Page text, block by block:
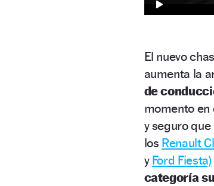
El nuevo
aumenta la
de
momento
y seguro
los Renault
y Ford Fiesta)
categoría